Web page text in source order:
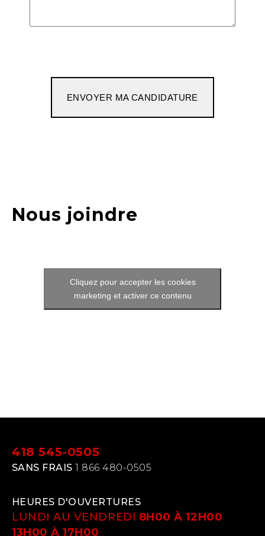
Nous joindre
Cliquez pour accepter les cookies
marketing et activer ce contenu
418 545-0505
SANS FRAIS1 866 480-0505
HEURES D'OUVERTURES
LUNDI AU VENDREDI 8H00 À 12H00
13H00 À 17H00